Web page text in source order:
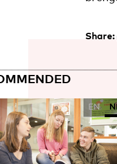
Share:
EN